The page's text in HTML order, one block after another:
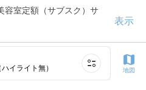
容室定額（サブスク）サ
表示
イライト無）
地図